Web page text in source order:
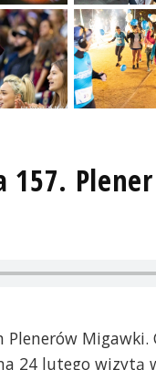
157.
Migawki.
24 lutego wizytą